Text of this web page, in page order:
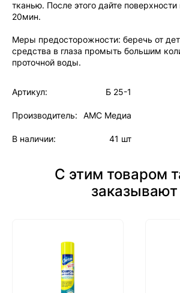
Артикул: Б 25-1
Производитель: АМС Медиа
В наличии: 41 шт
тканью. После этого дайте
20мин.
Меры предосторожности: беречь от
средства в глаза промыть большим
проточной воды.
С этим товаром
заказывают